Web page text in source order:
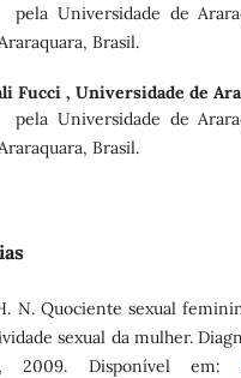
pela Universidade de
Brasil.
Fucci , Universidade de
pela Universidade de
Brasil.
N. Quociente sexual
sexual da mulher.
2009. Disponível em: